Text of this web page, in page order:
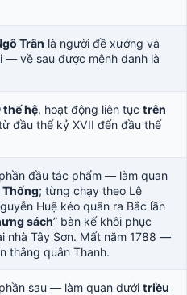
Trân là người đề xướng và
— về sau được mệnh danh là
thế hệ, hoạt động liên tục trên
đầu thế kỷ XVII đến đầu thế
đầu tác phẩm — làm quan
Thống; từng chạy theo Lê
Huệ kéo quân ra Bắc lần
sách” bàn kế khôi phục
nhà Tây Sơn. Mất năm 1788 —
thắng quân Thanh.
sau — làm quan dưới triều